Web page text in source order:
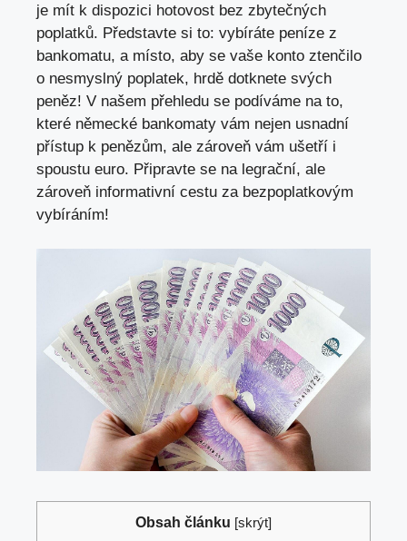
je mít k dispozici hotovost bez zbytečných
poplatků. Představte si to: vybíráte peníze z
bankomatu, a místo, aby se vaše konto ztenčilo
o nesmyslný poplatek, hrdě dotknete svých
peněz! V našem přehledu se podíváme na to,
které německé bankomaty vám nejen usnadní
přístup k penězům, ale zároveň vám ušetří i
spoustu euro. Připravte se na legrační, ale
zároveň informativní cestu za bezpoplatkovým
vybíráním!
Obsah článku [skrýt]